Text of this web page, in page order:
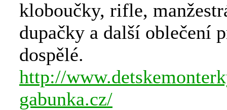
kloboučky, rifle,
dupačky a další oblečení
dospělé.
http://
gabunka.cz/